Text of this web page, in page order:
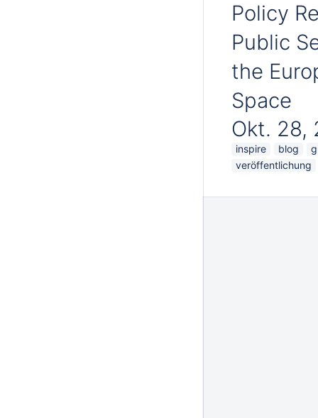
Policy
Public
the
Space
Okt. 28,
inspire blog
veröffentlichung